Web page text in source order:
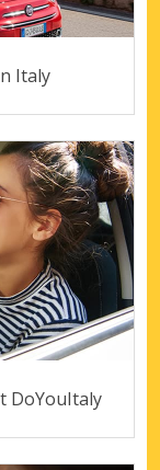
Italy
DoYouItaly